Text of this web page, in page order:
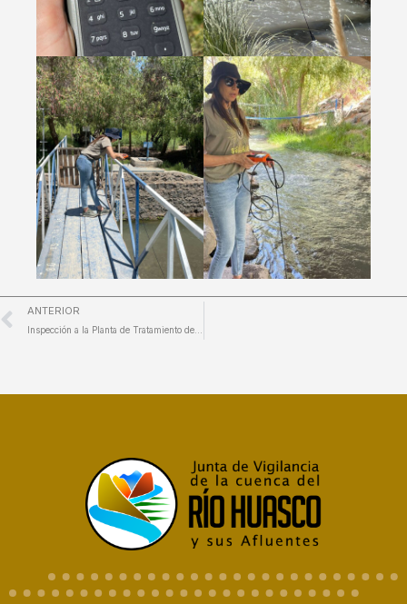
ANTERIOR
Inspección a la Planta de Tratamiento de Aguas Servidas en Freirina: JVRH refuerza monitoreo de calidad de aguas